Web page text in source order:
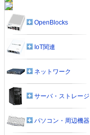
OpenBlocks
IoT関連
ネットワーク
サーバ・ストレージ
パソコン・周辺機器